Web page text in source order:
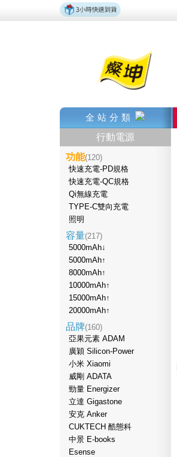
全站分類
行動電源
功能(120)
快速充電-PD規格
快速充電-QC規格
Qi無線充電
TYPE-C雙向充電
照明
容量(217)
5000mAh↓
5000mAh↑
8000mAh↑
10000mAh↑
15000mAh↑
20000mAh↑
品牌(160)
亞果元素 ADAM
廣穎 Silicon-Power
小米 Xiaomi
威剛 ADATA
勁量 Energizer
立達 Gigastone
安克 Anker
CUKTECH 酷態科
中景 E-books
Esense